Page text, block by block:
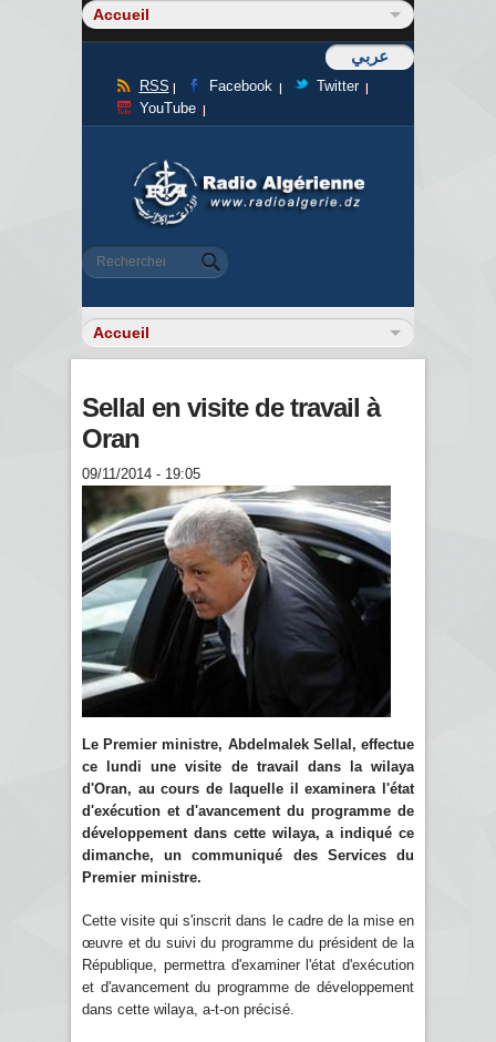
عربي
RSS Facebook
Twitter
YouTube
Formulaire de recherche
Rechercher
Sellal en visite de travail à
Oran
09/11/2014 - 19:05
Le Premier ministre, Abdelmalek Sellal, effectue
ce lundi une visite de travail dans la wilaya
d'Oran, au cours de laquelle il examinera l'état
d'exécution et d'avancement du programme de
développement dans cette wilaya, a indiqué ce
dimanche, un communiqué des Services du
Premier ministre.
Cette visite qui s'inscrit dans le cadre de la mise en
œuvre et du suivi du programme du président de la
République, permettra d'examiner l'état d'exécution
et d'avancement du programme de développement
dans cette wilaya, a-t-on précisé.